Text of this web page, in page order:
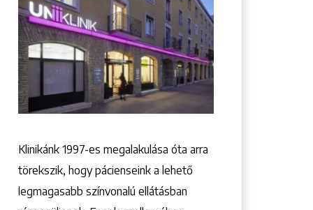
Klinikánk 1997-­es megalakulása óta arra
törekszik, hogy pácienseink a lehető
legmagasabb színvonalú ellátásban